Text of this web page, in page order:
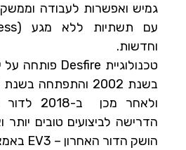
גמיש ואפשרות לעבודה
וחדשות.
הדרישה לביצועים טובים יותר
הושק הדור האחרון – EV3 באמצע שנת 2020.